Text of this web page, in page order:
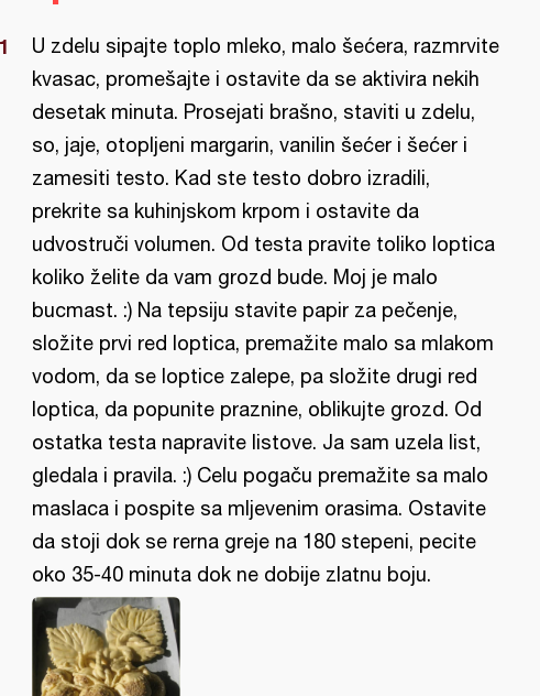
U zdelu sipajte toplo mleko, malo šećera, razmrvite
kvasac, promešajte i ostavite da se aktivira nekih
desetak minuta. Prosejati brašno, staviti u zdelu,
so, jaje, otopljeni margarin, vanilin šećer i šećer i
zamesiti testo. Kad ste testo dobro izradili,
prekrite sa kuhinjskom krpom i ostavite da
udvostruči volumen. Od testa pravite toliko loptica
koliko želite da vam grozd bude. Moj je malo
bucmast. :) Na tepsiju stavite papir za pečenje,
složite prvi red loptica, premažite malo sa mlakom
vodom, da se loptice zalepe, pa složite drugi red
loptica, da popunite praznine, oblikujte grozd. Od
ostatka testa napravite listove. Ja sam uzela list,
gledala i pravila. :) Celu pogaču premažite sa malo
maslaca i pospite sa mljevenim orasima. Ostavite
da stoji dok se rerna greje na 180 stepeni, pecite
oko 35-40 minuta dok ne dobije zlatnu boju.